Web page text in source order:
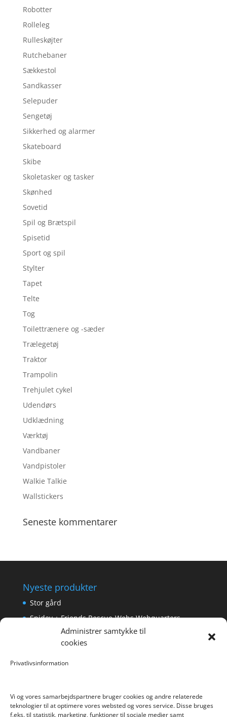
Administrer samtykke til
cookies
Privatlivsinformation
Vi og vores samarbejdspartnere bruger cookies og andre relaterede
teknologier til at optimere vores websted og vores service. Disse bruges
f.eks. til statistik, marketing, funktioner til sociale medier samt
Robotter
Rolleleg
Rulleskøjter
Rutchebaner
Sækkestol
Sandkasser
Selepuder
Sengetøj
Sikkerhed og alarmer
Skateboard
Skibe
Skoletasker og tasker
Skønhed
Sovetid
Spil og Brætspil
Spisetid
Sport og spil
Stylter
Tapet
Telte
Tog
Toilettrænere og -sæder
Trælegetøj
Traktor
Trampolin
Trehjulet cykel
Udendørs
Udklædning
Værktøj
Vandbaner
Vandpistoler
Walkie Talkie
Wallstickers
Seneste kommentarer
Nyeste produkter
Stor gård
Spidey + Friends Rescue-Webs Webquarters
Forlængerkabel til håndkontrol 2×2 m.
Pokemon Skoletaske med 4 Dele
Hyggeligt fehjem med gyldent enhjørning